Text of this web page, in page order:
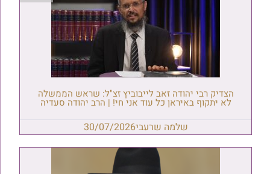
הצדיק רבי יהודה זאב לייבוביץ זצ"ל: שראש הממשלה
לא יתקוף באיראן כל עוד אני חי! | הרב יהודה סעדיה
שלמה שרעבי30/07/2026